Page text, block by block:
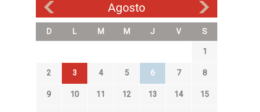
Agosto
D L M M J V S
1
2 3 4 5 6 7 8
9 10 11 12 13 14 15